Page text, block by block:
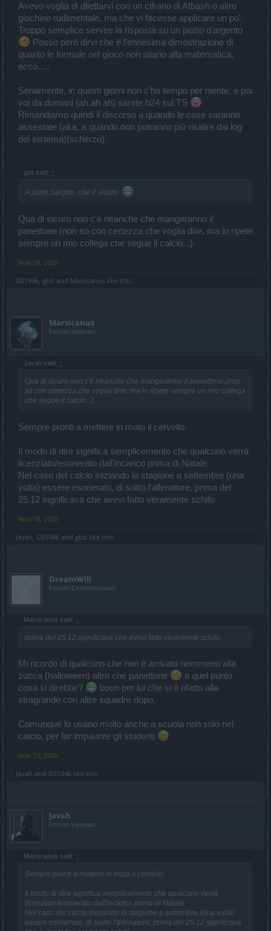
Avevo voglia di dilettarvi con un cifrario di Atbash o altro
giochino rudimentale, ma che vi facesse applicare un po'.
Troppo semplice servire la risposta su un piatto d'argento
Posso però dirvi che è l'ennesima dimostrazione di
quanto le formule nel gioco non stiano alla matematica,
ecco.....
Seriamente, in questi giorni non c'ho tempo per niente, e poi
voi da domani (ah ah ah) sarete h24 sul TS
Rimandiamo quindi il discorso a quando le cose saranno
assestate (aka, a quando non potranno più risalire dai log
del sistema)(scherzo).
gbit said: ↑
A parte Sargon, che è sicuro.
Qua di sicuro non c'è neanche che mangeranno il
panettone (non so con certezza che voglia dire, ma lo ripete
sempre un mio collega che segue il calcio...).
Nov 10, 2020
GS1946 gbit and Marsicanus like this.
Marsicanus
Forum Veteran
Javah said: ↑
Qua di sicuro non c'è neanche che mangeranno il panettone (non
so con certezza che voglia dire, ma lo ripete sempre un mio collega
che segue il calcio...).
Sempre pronti a mettere in moto il cervello.
Il modo di dire significa semplicemente che qualcuno verrà
licenziato/esonerato dall'incarico prima di Natale.
Nel caso del calcio iniziando la stagione a settembre (una
volta) essere esonerato, di solito l'allenatore, prima del
25.12 significava che avevi fatto veramente schifo
Nov 10, 2020
Javah GS1946 and gbit like this.
DreamWill
Forum Commissioner
Marsicanus said: ↑
prima del 25.12 significava che avevi fatto veramente schifo
Mi ricordo di qualcuno che non è arrivato nemmeno alla
zucca (halloween) altro che panettone
a quel punto
cosa si direbbe?
buon per lui che si è rifatto alla
stragrande con altre squadre dopo.
Comunque lo usano molto anche a scuola non solo nel
calcio, per far impaurire gli studenti
Nov 10, 2020
Javah and GS1946 like this.
Javah
Forum Veteran
Marsicanus said: ↑
Sempre pronti a mettere in moto il cervello.
Il modo di dire significa semplicemente che qualcuno verrà
licenziato/esonerato dall'incarico prima di Natale.
Nel caso del calcio iniziando la stagione a settembre (una volta)
essere esonerato, di solito l'allenatore, prima del 25.12 significava